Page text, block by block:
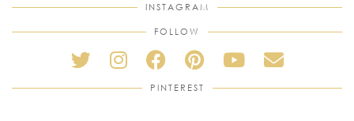
INSTAGRAM
FOLLOW
PINTEREST